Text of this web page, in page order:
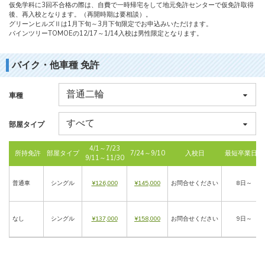
仮免学科に3回不合格の際は、自費で一時帰宅をして地元免許センターで仮免許取得
後、再入校となります。（再開時期は要相談）。
グリーンヒルズⅡは1月下旬～3月下旬限定でお申込みいただけます。
パインツリーTOMOEの12/17～1/14入校は男性限定となります。
バイク・他車種 免許
車種
部屋タイプ
所持免許 部屋タイプ
4/1～7/23
9/11～11/30
7/24～9/10 入校日 最短卒業日数
普通車 シングル ¥126,000 ¥145,000 お問合せください 8日～
なし シングル ¥137,000 ¥158,000 お問合せください 9日～